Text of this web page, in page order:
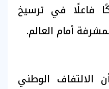
فاعلًا في ترسيخ
أمام العالم.
الالتفاف الوطني